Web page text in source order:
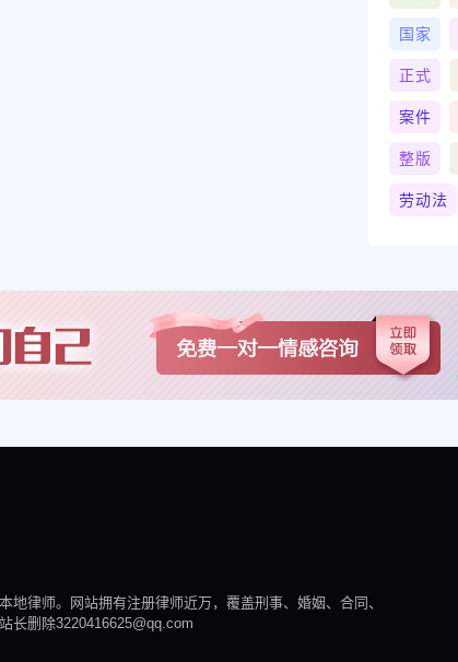
国家
正式
案件
整版
劳动法
律师。网站拥有注册律师近万，覆盖刑事、婚姻、合同、
长删除3220416625@qq.com